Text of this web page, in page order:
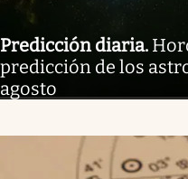
Predicción diaria.
predicción de los
agosto